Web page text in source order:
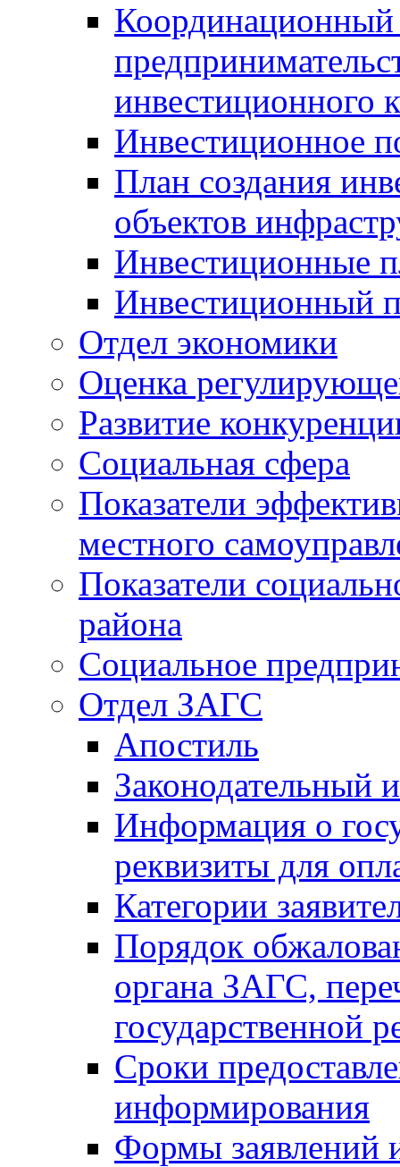
Координационный
инвестиционного
Инвестиционное
План создания
объектов
Инвестиционные
Инвестиционный
Отдел экономики
Оценка
Развитие
Социальная сфера
Показатели
местного
Показатели
района
Социальное
Отдел ЗАГС
Апостиль
Законодательный
Информация о
реквизиты для
Категории
Порядок
органа ЗАГС,
государственной
Сроки
информирования
Формы заявлений